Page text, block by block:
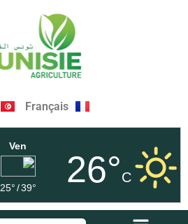
Français
26°C
Ven
39°
/
25°